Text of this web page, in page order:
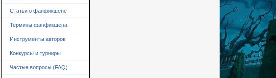
Статьи о фанфикшене
Термины фанфикшена
Инструменты авторов
Конкурсы и турниры
Частые вопросы (FAQ)